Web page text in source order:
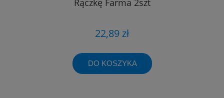
Rączkę Farma 2szt
22,89 zł
DO KOSZYKA